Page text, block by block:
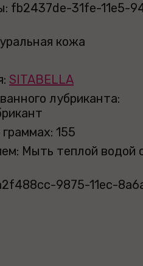
fb2437de-31fe-11e5-
кожа
SITABELLA
лубриканта:
155
Мыть теплой водой
9875-11ec-